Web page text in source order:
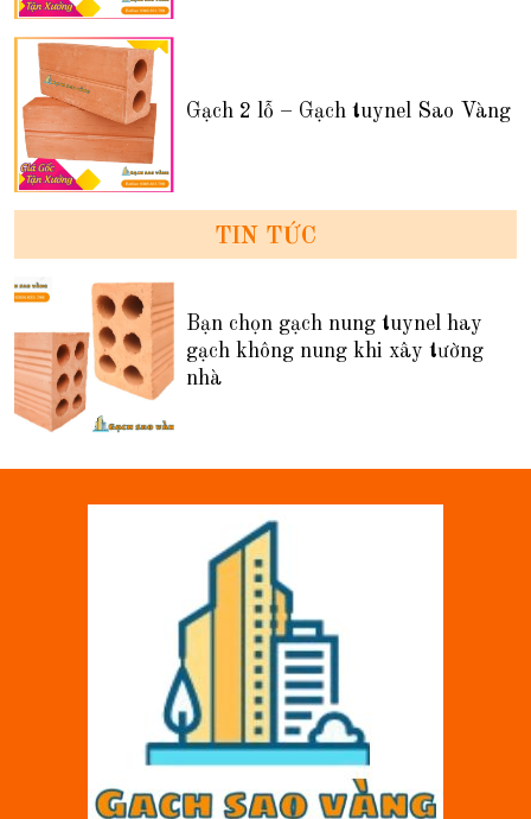
Gạch 2 lỗ – Gạch tuynel Sao Vàng
TIN TỨC
Bạn chọn gạch nung tuynel hay
gạch không nung khi xây tường
nhà